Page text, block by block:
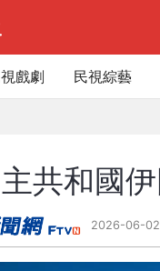
戲劇 民視綜藝
共和國
2026-06-02